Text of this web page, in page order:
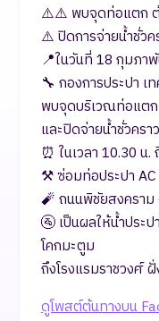
⚠️⚠️ พบจุดท่อแตก
⚠️ ปิดการจ่ายน้ำชั่ว
📍ในวันที่ 18 กุมภา
🔧 กองการประปา
พบจุดบริเวณท่อแต
และปิดจ่ายน้ำชั่วคร
⏰ ในเวลา 10.30 น.
⚒️ ซ่อมท่อประปา
🧨 ถนนพิชัยสงครา
🚰 เป็นผลให้น้ำประ
โคกมะตูม
ถึงโรงแรมราชวงศ์
ดูโพสต์ต้นทางบน